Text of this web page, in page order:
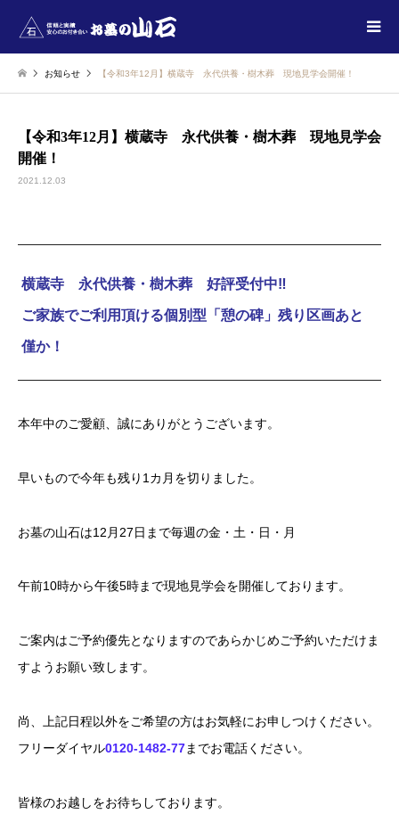
お知らせ 【令和3年12月】横蔵寺 永代供養・樹木葬 現地見学会開催！
【令和3年12月】横蔵寺 永代供養・樹木葬 現地見学会
開催！
2021.12.03
横蔵寺 永代供養・樹木葬 好評受付中‼
ご家族でご利用頂ける個別型「憩の碑」残り区画あと
僅か！
本年中のご愛顧、誠にありがとうございます。
早いもので今年も残り1カ月を切りました。
お墓の山石は12月27日まで毎週の金・土・日・月
午前10時から午後5時まで現地見学会を開催しております。
ご案内はご予約優先となりますのであらかじめご予約いただけま
すようお願い致します。
尚、上記日程以外をご希望の方はお気軽にお申しつけください。
フリーダイヤル0120-1482-77までお電話ください。
皆様のお越しをお待ちしております。